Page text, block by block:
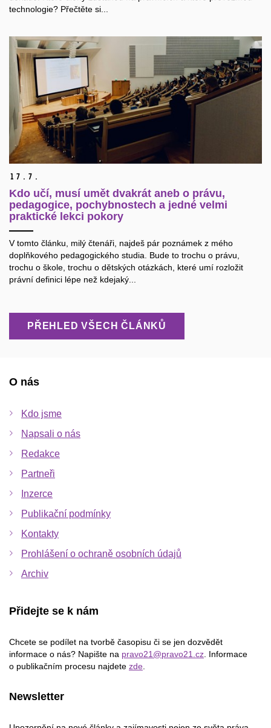
technologie? Přečtěte si...
17. 7.
Kdo učí, musí umět dvakrát aneb o právu,
pedagogice, pochybnostech a jedné velmi
praktické lekci pokory
V tomto článku, milý čtenáři, najdeš pár poznámek z mého
doplňkového pedagogického studia. Bude to trochu o právu,
trochu o škole, trochu o dětských otázkách, které umí rozložit
právní definici lépe než kdejaký...
PŘEHLED VŠECH ČLÁNKŮ
O nás
Kdo jsme
Napsali o nás
Redakce
Partneři
Inzerce
Publikační podmínky
Kontakty
Prohlášení o ochraně osobních údajů
Archiv
Přidejte se k nám
Chcete se podílet na tvorbě časopisu či se jen dozvědět
informace o nás? Napište na pravo21@pravo21.cz . Informace
o publikačním procesu najdete zde
Newsletter